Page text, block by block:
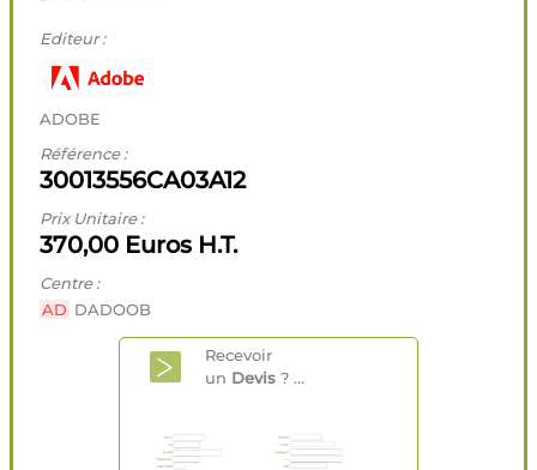
Editeur :
ADOBE
Référence :
30013556CA03A12
Prix Unitaire :
370,00 Euros H.T.
Centre :
AD DADOOB
Recevoir
un Devis ? ...